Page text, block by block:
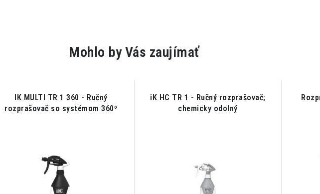
Mohlo by Vás zaujímať
IK MULTI TR 1 360 - Ručný
rozprašovač so systémom 360º
iK HC TR 1 - Ručný rozprašovač;
chemicky odolný